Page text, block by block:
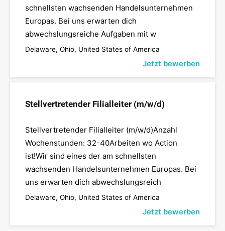
schnellsten wachsenden Handelsunternehmen
Europas. Bei uns erwarten dich
abwechslungsreiche Aufgaben mit w
Delaware, Ohio, United States of America
Jetzt bewerben
Stellvertretender Filialleiter (m/w/d)
Stellvertretender Filialleiter (m/w/d)Anzahl
Wochenstunden: 32-40Arbeiten wo Action
ist!Wir sind eines der am schnellsten
wachsenden Handelsunternehmen Europas. Bei
uns erwarten dich abwechslungsreich
Delaware, Ohio, United States of America
Jetzt bewerben